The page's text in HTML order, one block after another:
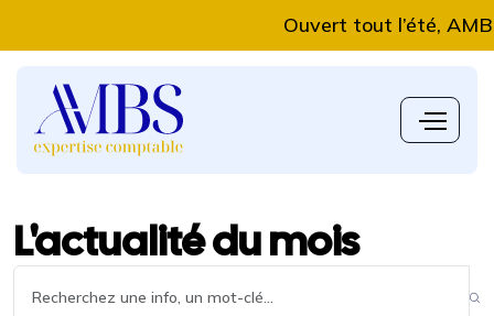
Ouvert tout l’été, AMBS
L'actualité du mois